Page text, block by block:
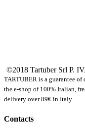
©2018 Tartuber Srl P.
TARTUBER is a guarantee
the e-shop of 100% Italian,
delivery over 89€ in Italy
Contacts